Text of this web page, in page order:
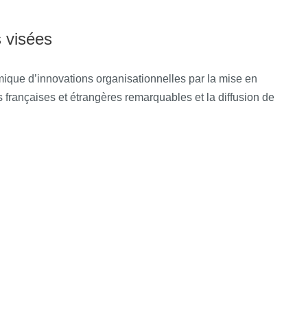
d’innovations organisationnelles par la mise en
françaises et étrangères remarquables et la diffusion
visées
d’innovations organisationnelles par la mise en
françaises et étrangères remarquables et la diffusion de